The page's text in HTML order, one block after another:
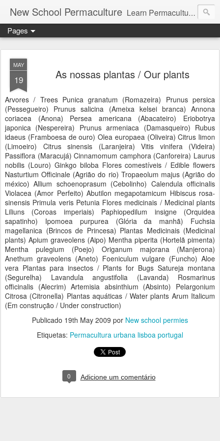
New School Permaculture Learn Permaculture Design Courses in Europe with Helder Valente, one of the original students of Bill Mollison the creator of Permaculture Design.
Pages
MAY
19 As nossas plantas / Our plants
Arvores / Trees Punica granatum (Romazeira) Prunus persica
(Pessegueiro) Prunus salicina (Ameixa kelsei branca) Annona
coriacea (Anona) Persea americana (Abacateiro) Eriobotrya
japonica (Nespereira) Prunus armeniaca (Damasqueiro) Rubus
idaeus (Framboesa de ouro) Olea europaea (Oliveira) Citrus limon
(Limoeiro) Citrus sinensis (Laranjeira) Vitis vinifera (Videira)
Passiflora (Maracujá) Cinnamomum camphora (Canforeira) Laurus
nobilis (Louro) Ginkgo biloba Flores comestíveis / Edible flowers
Nasturtium Officinale (Agrião do rio) Tropaeolum majus (Agrião do
méxico) Allium schoenoprasum (Cebolinho) Calendula officinalis
Violacea (Amor Perfeito) Abutilon megapotamicum Hibiscus rosa-
sinensis Primula veris Petunia Flores medicinais / Medicinal plants
Liliuns (Coroas imperiais) Paphiopedilum insigne (Orquidea
sapatinho) Ipomoea purpurea (Glória da manhã) Fuchsia
magellanica (Brincos de Princesa) Plantas Medicinais (Medicinal
plants) Apium graveolens (Aipo) Mentha piperita (Hortelã pimenta)
Mentha pulegium (Poejo) Origanum majorana (Manjerona)
Anethum graveolens (Aneto) Foeniculum vulgare (Funcho) Aloe
vera Plantas para insectos / Plants for Bugs Satureja montana
(Segurelha) Lavandula angustifolia (Lavanda) Rosmarinus
officinalis (Alecrim) Artemisia absinthium (Absinto) Pelargonium
Citrosa (Citronella) Plantas aquáticas / Water plants Arum Italicum
(Em construção / Under construction)
Publicado 19th May 2009 por New school permies
Etiquetas: Permacultura urbana lisboa portugal
0 Adicione um comentário